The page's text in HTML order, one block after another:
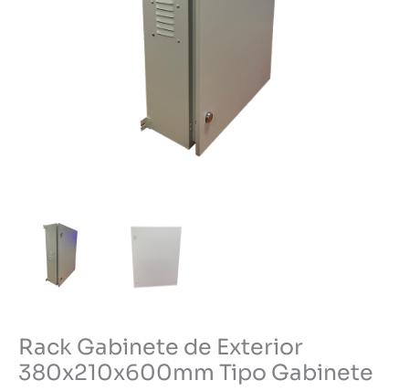
Rack Gabinete de Exterior
380x210x600mm Tipo Gabinete